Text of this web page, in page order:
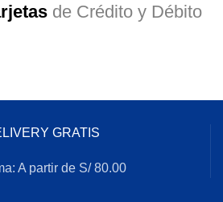
de Crédito y Débito
GRATIS
A partir de S/ 80.00